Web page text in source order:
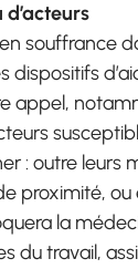
souffrance
dispositifs
appel,
: outre leurs
proximité, ou
la
du travail,